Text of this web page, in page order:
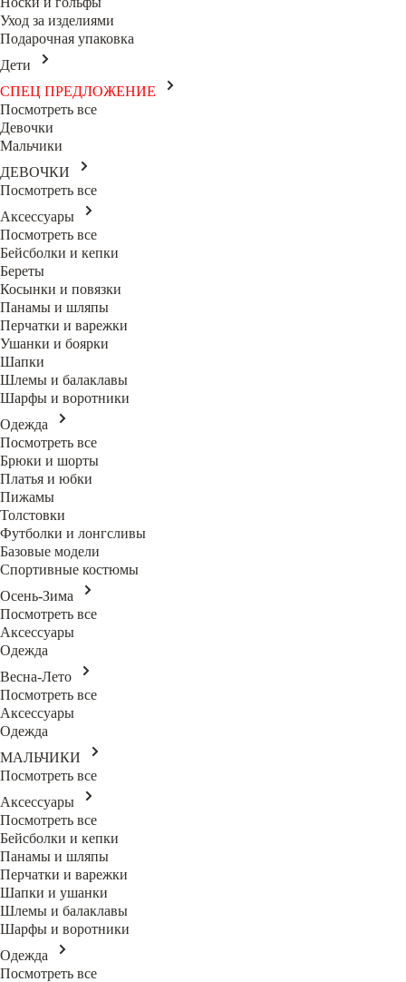
Уход за изделиями
Подарочная упаковка
Дети
СПЕЦ ПРЕДЛОЖЕНИЕ
Посмотреть все
Девочки
Мальчики
ДЕВОЧКИ
Посмотреть все
Аксессуары
Посмотреть все
Бейсболки и кепки
Береты
Косынки и повязки
Панамы и шляпы
Перчатки и варежки
Ушанки и боярки
Шапки
Шлемы и балаклавы
Шарфы и воротники
Одежда
Посмотреть все
Брюки и шорты
Платья и юбки
Пижамы
Толстовки
Футболки и лонгсливы
Базовые модели
Спортивные костюмы
Осень-Зима
Посмотреть все
Аксессуары
Одежда
Весна-Лето
Посмотреть все
Аксессуары
Одежда
МАЛЬЧИКИ
Посмотреть все
Аксессуары
Посмотреть все
Бейсболки и кепки
Панамы и шляпы
Перчатки и варежки
Шапки и ушанки
Шлемы и балаклавы
Шарфы и воротники
Одежда
Посмотреть все